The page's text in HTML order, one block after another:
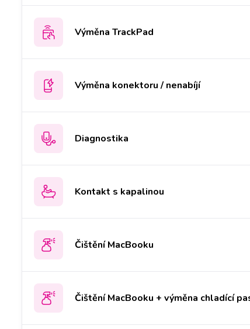
Výměna TrackPad
Výměna konektoru / nenabíjí
Diagnostika
Kontakt s kapalinou
Čištění MacBooku
Čištění MacBooku + výměna chladící